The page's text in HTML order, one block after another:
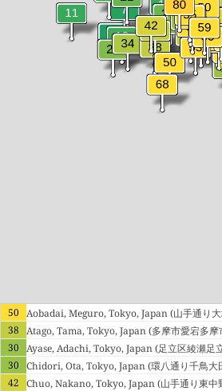
50 Aobadai, Meguro, Tokyo, Japan (山手通り
38 Atago, Tama, Tokyo, Japan (多摩市愛宕多摩
30 Ayase, Adachi, Tokyo, Japan (足立区綾瀬足
30 Chidori, Ota, Tokyo, Japan (環八通り千鳥大
42 Chuo, Nakano, Tokyo, Japan (山手通り東中